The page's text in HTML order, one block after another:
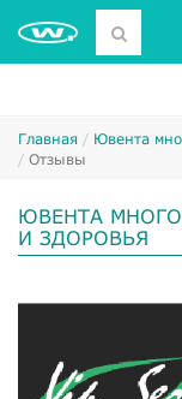
Главная
Ювента
Отзывы
ЮВЕНТА
И ЗДОРОВЬЯ